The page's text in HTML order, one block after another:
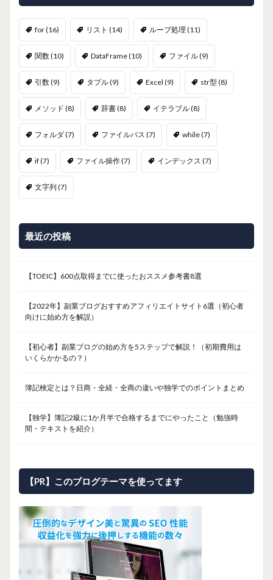
for(16) リスト (14) ループ処理 (11)
関数(10) DataFrame(10) ファイル(9)
引数(9) タプル(9) Excel (9) str型 (8)
メソッド (8) 辞書(8) イテラブル(8)
フォルダ(7) ファイルパス (7) while(7)
if(7) ファイル操作(7) インデックス (7)
文字列 (7)
最近の投稿
【TOEIC】600点取得までに使ったおススメ参考書8選
【2022年】副業ブログおすすめアフィリエイトサイト6選（初心者
向けに始め方を解説）
【初心者】副業ブログの始め方を5ステップで解説！（初期費用は
いくらかかるの？）
簿記検定とは？日商・全経・全商の違いや独学でのポイントまとめ
【独学】簿記2級に1か月半で合格するまでにやったこと（勉強時
間・テキストを紹介）
【PR】このブログテーマを使ってます